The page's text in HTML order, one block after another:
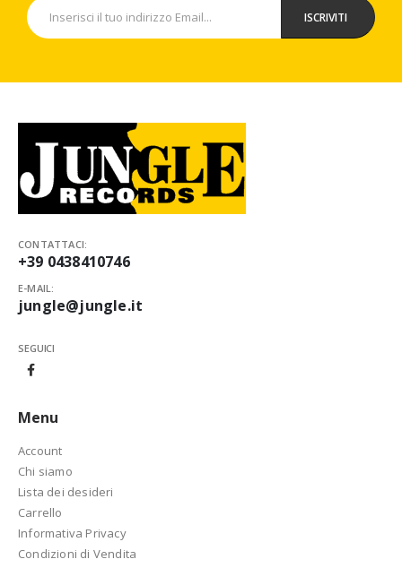
CONTATTACI:
+39 0438410746
E-MAIL:
jungle@jungle.it
SEGUICI
Menu
Account
Chi siamo
Lista dei desideri
Carrello
Informativa Privacy
Condizioni di Vendita